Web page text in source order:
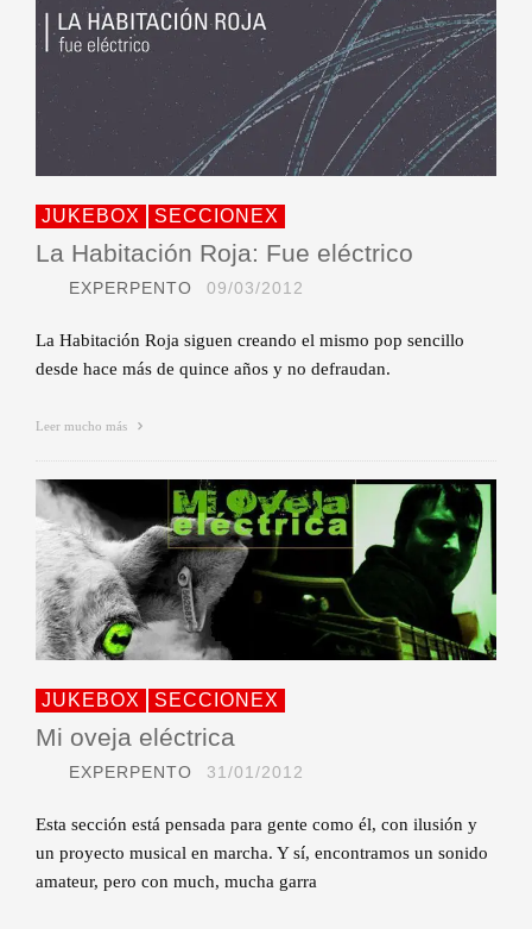
JUKEBOX SECCIONEX
La Habitación Roja: Fue eléctrico
EXPERPENTO 09/03/2012
La Habitación Roja siguen creando el mismo pop sencillo
desde hace más de quince años y no defraudan.
Leer mucho más
JUKEBOX SECCIONEX
Mi oveja eléctrica
EXPERPENTO 31/01/2012
Esta sección está pensada para gente como él, con ilusión y
un proyecto musical en marcha. Y sí, encontramos un sonido
amateur, pero con much, mucha garra